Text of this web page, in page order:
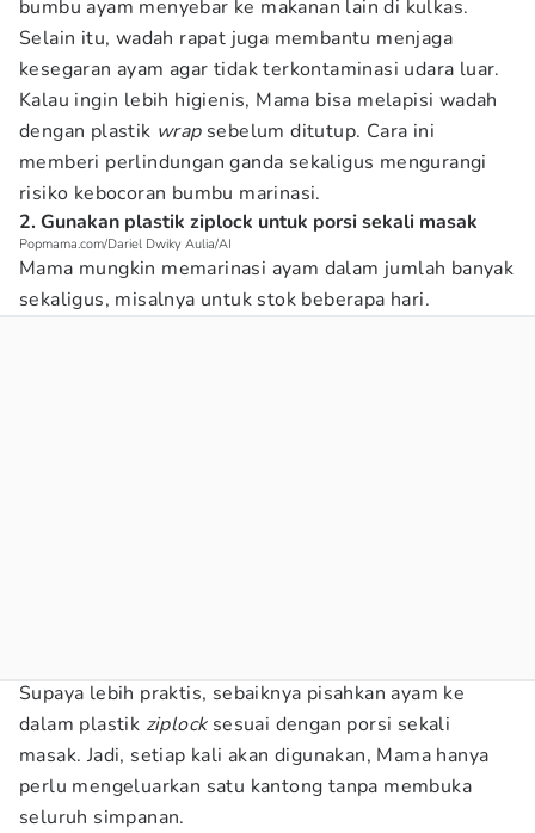
bumbu ayam menyebar ke makanan lain di kulkas.
Selain itu, wadah rapat juga membantu menjaga
kesegaran ayam agar tidak terkontaminasi udara luar.
Kalau ingin lebih higienis, Mama bisa melapisi wadah
dengan plastik wrapsebelum ditutup. Cara ini
memberi perlindungan ganda sekaligus mengurangi
risiko kebocoran bumbu marinasi.
2. Gunakan plastik ziplock untuk porsi sekali masak
Popmama.com/Dariel Dwiky Aulia/AI
Mama mungkin memarinasi ayam dalam jumlah banyak
sekaligus, misalnya untuk stok beberapa hari.
Supaya lebih praktis, sebaiknya pisahkan ayam ke
dalam plastik ziplocksesuai dengan porsi sekali
masak. Jadi, setiap kali akan digunakan, Mama hanya
perlu mengeluarkan satu kantong tanpa membuka
seluruh simpanan.